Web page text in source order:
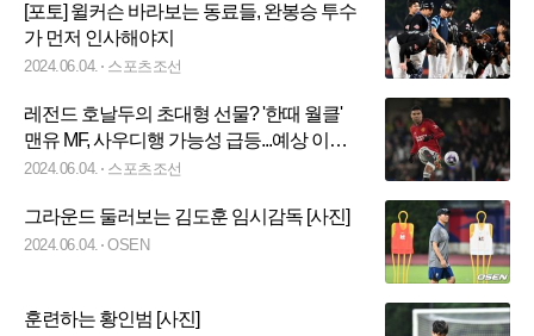
[포토] 윌커슨 바라보는 동료들, 완봉승 투수
가 먼저 인사해야지
2024.06.04. 스포츠조선
레전드 호날두의 초대형 선물? '한때 월클'
맨유 MF, 사우디행 가능성 급등...예상 이적
료 최대 '1400억'
2024.06.04. 스포츠조선
그라운드 둘러보는 김도훈 임시감독 [사진]
2024.06.04. OSEN
훈련하는 황인범 [사진]